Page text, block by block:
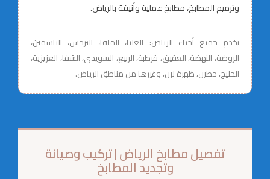
وترميم المطابخ، مطابخ عملية وأنيقة بالرياض.
نخدم جميع أحياء الرياض: العليا، الملقا، النرجس، الياسمين،
الروضة، النهضة، العقيق، قرطبة، الربيع، السويدي، الشفا، العزيزية،
الخليج، حطين، ظهرة لبن، وغيرها من مناطق الرياض.
تفصيل مطابخ الرياض | تركيب وصيانة
وتجديد المطابخ